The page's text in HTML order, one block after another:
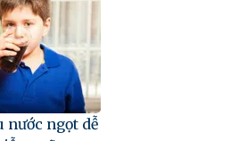
nước ngọt dễ